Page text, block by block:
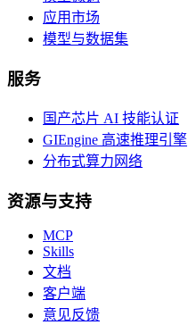
应用市场
模型与数据集
服务
国产芯片 AI 技能认证
GIEngine 高速推理引擎
分布式算力网络
资源与支持
MCP
Skills
文档
客户端
意见反馈